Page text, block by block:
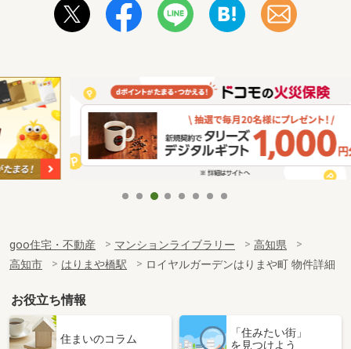
goo住宅・不動産 マンションライブラリー
高知県
高知市
はりまや橋駅 ロイヤルガーデンはりまや町 物件詳細
お役立ち情報
住まいのコラム
「住みたい街」
を見つけよう